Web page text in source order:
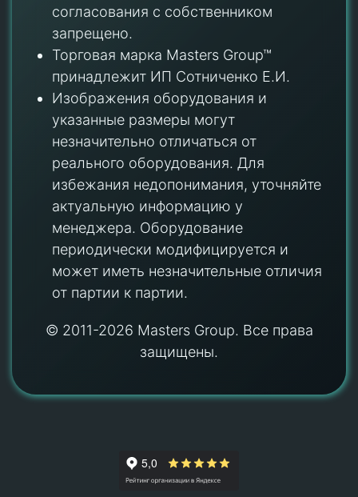
согласования с собственником
запрещено.
Торговая марка Masters Group™
принадлежит ИП Сотниченко Е.И.
Изображения оборудования и
указанные размеры могут
незначительно отличаться от
реального оборудования. Для
избежания недопонимания, уточняйте
актуальную информацию у
менеджера. Оборудование
периодически модифицируется и
может иметь незначительные отличия
от партии к партии.
© 2011-2026 Masters Group. Все права
защищены.